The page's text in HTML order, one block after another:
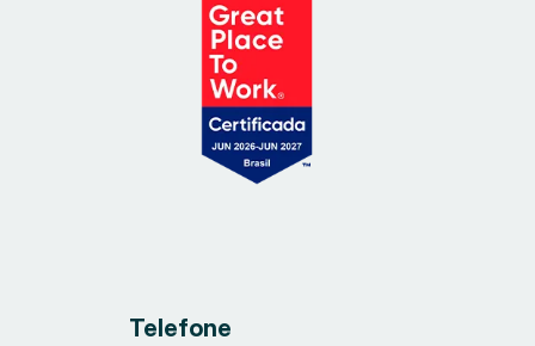
Telefone